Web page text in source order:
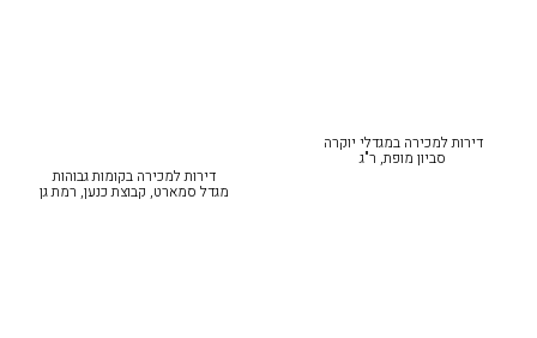
דירות למכירה במגדלי יוקרה
סביון מופת, ר"ג
דירות למכירה בקומות גבוהות
מגדל סמארט, קבוצת כנען, רמת גן‎